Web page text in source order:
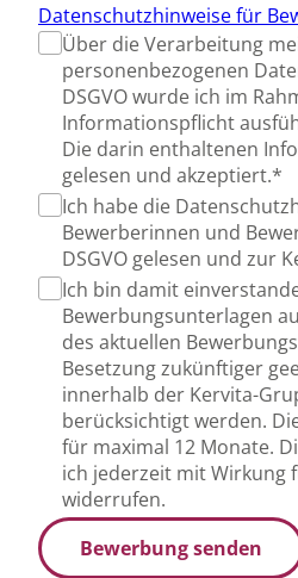
Datenschutzhinweise für
Über die Verarbeitung
personenbezogenen
DSGVO wurde ich im
Informationspflicht ausführlich hingewiesen.
Die darin enthaltenen
gelesen und akzeptiert.*
Ich habe die
Bewerberinnen und
DSGVO gelesen und zur
Ich bin damit
Bewerbungsunterlagen
des aktuellen
Besetzung zukünftiger
innerhalb der Kervita-
berücksichtigt werden.
für maximal 12 Monate.
ich jederzeit mit Wirkung
widerrufen.
Bewerbung senden